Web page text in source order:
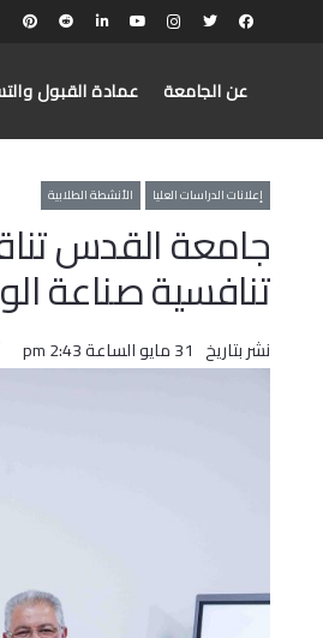
عن الجامعة عمادة القبول
إعلانات الدراسات العليا الأنشطة الطلابية
جامعة القدس
تنافسية صناعة
نشر بتاريخ 31 مايو الساعة 2:43 pm